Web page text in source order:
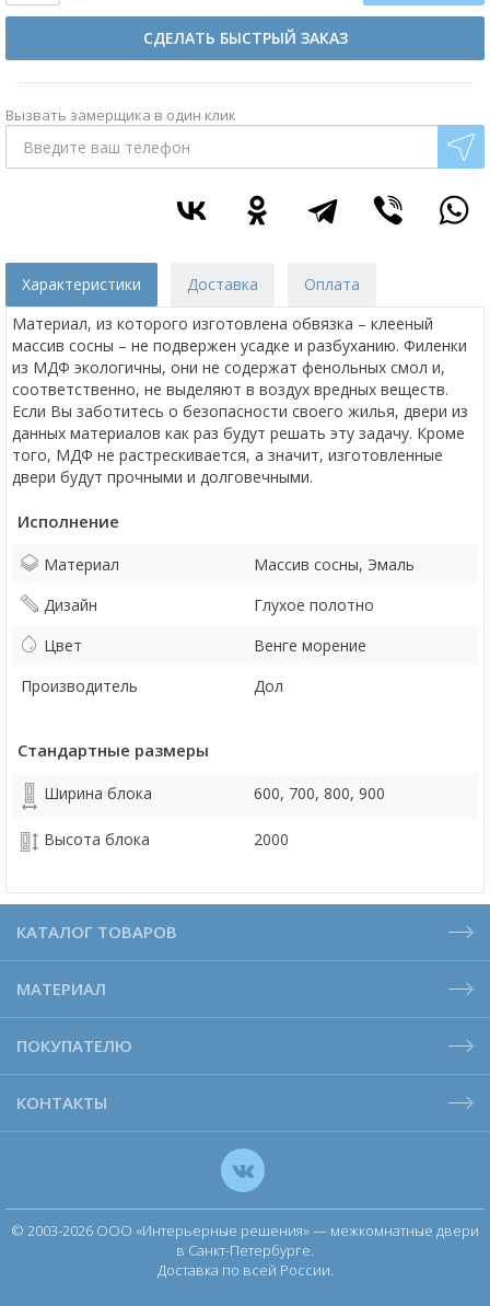
СДЕЛАТЬ БЫСТРЫЙ ЗАКАЗ
Вызвать замерщика в один клик
Характеристики Доставка
Оплата
Материал, из которого изготовлена обвязка – клееный
массив сосны – не подвержен усадке и разбуханию. Филенки
из МДФ экологичны, они не содержат фенольных смол и,
соответственно, не выделяют в воздух вредных веществ.
Если Вы заботитесь о безопасности своего жилья, двери из
данных материалов как раз будут решать эту задачу. Кроме
того, МДФ не растрескивается, а значит, изготовленные
двери будут прочными и долговечными.
Исполнение
Материал
Массив сосны, Эмаль
Дизайн
Глухое полотно
Цвет
Венге морение
Производитель
Дол
Стандартные размеры
Ширина блока 600, 700, 800, 900
Высота блока 2000
КАТАЛОГ ТОВАРОВ
МАТЕРИАЛ
ПОКУПАТЕЛЮ
КОНТАКТЫ
© 2003-2026 ООО «Интерьерные решения» — межкомнатные двери
в Санкт-Петербурге.
Доставка по всей России.